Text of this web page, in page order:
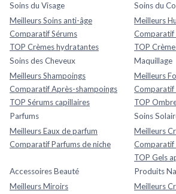
Soins du Visage
Meilleurs Soins anti-âge
Comparatif Sérums
TOP Crèmes hydratantes
Soins du
Meilleurs
Comparatif
TOP
Soins des Cheveux
Meilleurs Shampoings
Comparatif Après-shampoings
TOP Sérums capillaires
Maquillage
Meilleurs
Comparatif
TOP
Parfums
Meilleurs Eaux de parfum
Comparatif Parfums de niche
Soins
Meilleurs
Comparatif
TOP Gels
Accessoires Beauté
Meilleurs Miroirs
Produits
Meilleurs